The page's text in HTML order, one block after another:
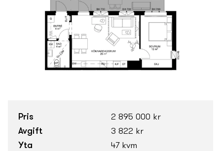
Pris
2 895 000 kr
Avgift
3 822 kr
Yta
47 kvm